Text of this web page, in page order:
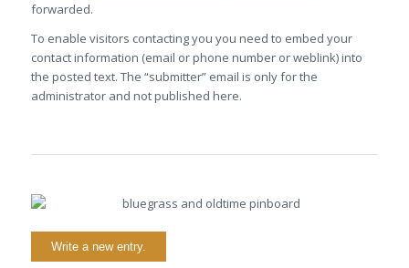
forwarded.
To enable visitors contacting you you need to embed your
contact information (email or phone number or weblink) into
the posted text. The “submitter” email is only for the
administrator and not published here.